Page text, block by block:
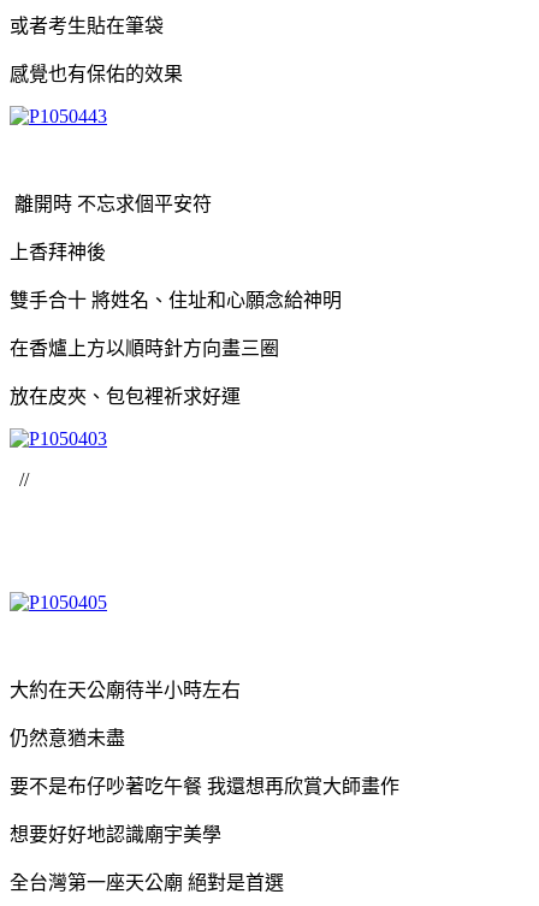
或者考生貼在筆袋
感覺也有保佑的效果
離開時 不忘求個平安符
上香拜神後
雙手合十 將姓名、住址和心願念給神明
在香爐上方以順時針方向畫三圈
放在皮夾、包包裡祈求好運
//
大約在天公廟待半小時左右
仍然意猶未盡
要不是布仔吵著吃午餐 我還想再欣賞大師畫作
想要好好地認識廟宇美學
全台灣第一座天公廟 絕對是首選